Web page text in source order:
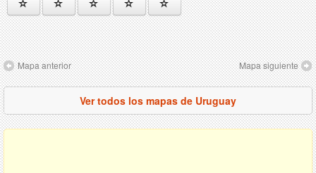
Mapa anterior Mapa siguiente
Ver todos los mapas de Uruguay